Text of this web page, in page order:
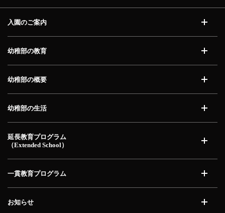
入園のご案内
幼稚部の教育
幼稚部の概要
幼稚部の生活
延長教育プログラム
（Extended School）
一貫教育プログラム
お知らせ